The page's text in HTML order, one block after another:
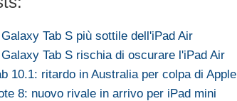
Tab S più sottile dell'iPad Air
Tab S rischia di oscurare l'iPad Air
10.1: ritardo in Australia per colpa di Apple
8: nuovo rivale in arrivo per iPad mini